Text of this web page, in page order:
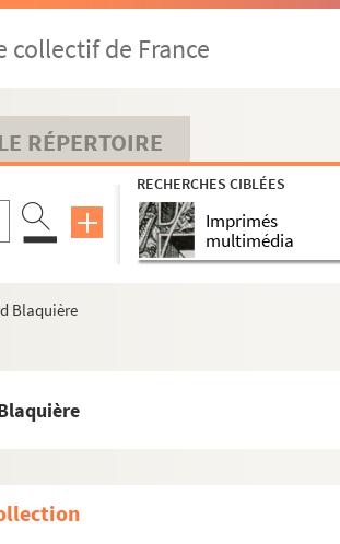
collectif de France
RÉPERTOIRE
RECHERCHES CIBLÉES
Imprimés
multimédia
Blaquière
de l’université)
Beuchot
Beudant et ses fils Charles et Albert Beudant
Pietro Bolognini)